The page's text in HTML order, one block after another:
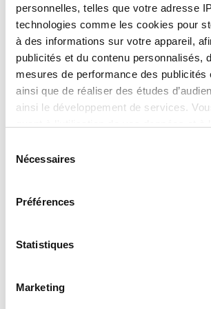
personnelles, telles que votre adresse
technologies comme les cookies pour
à des informations sur votre appareil,
publicités et du contenu personnalisés,
mesures de performance des publicités
ainsi que de réaliser des études
ainsi le développement de services.
tout moment en consultant la
cookies ou en cliquant sur l'icône de
Si vous le permettez, nous aimerions
géographique qui peuvent être
Identifier votre appareil en
pour en relever les caractéristiques
Nécessaires
Préférences
Statistiques
Marketing
Dr A Marceau
Citer
Mon ganglion sentinelle est